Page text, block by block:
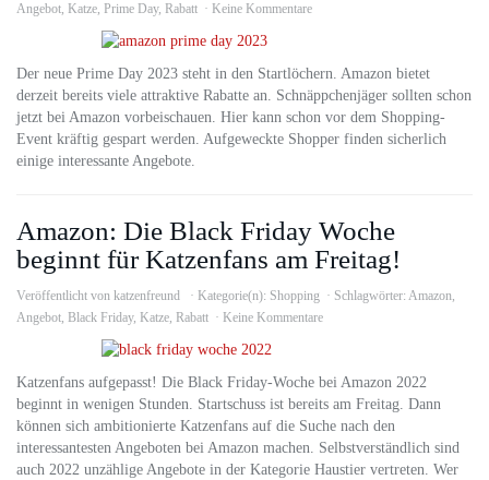
Angebot, Katze, Prime Day, Rabatt Keine Kommentare
Der neue Prime Day 2023 steht in den Startlöchern. Amazon bietet
derzeit bereits viele attraktive Rabatte an. Schnäppchenjäger sollten schon
jetzt bei Amazon vorbeischauen. Hier kann schon vor dem Shopping-
Event kräftig gespart werden. Aufgeweckte Shopper finden sicherlich
einige interessante Angebote.
Amazon: Die Black Friday Woche
beginnt für Katzenfans am Freitag!
Veröffentlicht von katzenfreund Kategorie(n): Shopping Schlagwörter: Amazon,
Angebot, Black Friday, Katze, Rabatt Keine Kommentare
Katzenfans aufgepasst! Die Black Friday-Woche bei Amazon 2022
beginnt in wenigen Stunden. Startschuss ist bereits am Freitag. Dann
können sich ambitionierte Katzenfans auf die Suche nach den
interessantesten Angeboten bei Amazon machen. Selbstverständlich sind
auch 2022 unzählige Angebote in der Kategorie Haustier vertreten. Wer